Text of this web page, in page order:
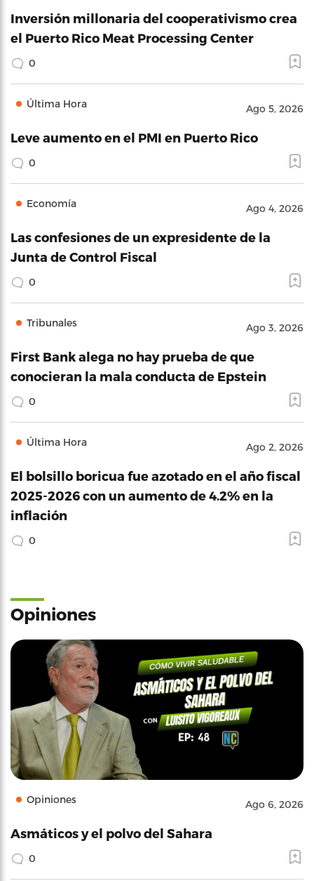
Inversión millonaria del cooperativismo crea
el Puerto Rico Meat Processing Center
0
Última Hora Ago 5, 2026
Leve aumento en el PMI en Puerto Rico
0
Economía Ago 4, 2026
Las confesiones de un expresidente de la
Junta de Control Fiscal
0
Tribunales Ago 3, 2026
First Bank alega no hay prueba de que
conocieran la mala conducta de Epstein
0
Última Hora Ago 2, 2026
El bolsillo boricua fue azotado en el año fiscal
2025-2026 con un aumento de 4.2% en la
inflación
0
Opiniones
Opiniones Ago 6, 2026
Asmáticos y el polvo del Sahara
0